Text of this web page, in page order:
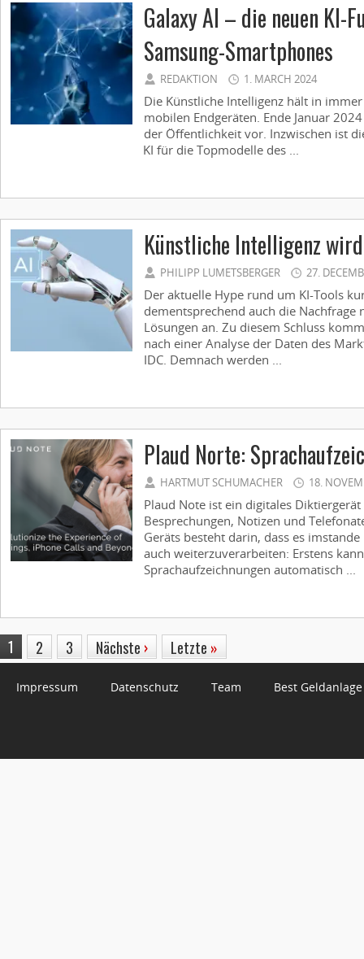
Galaxy AI – die neuen KI-
Samsung-Smartphones
REDAKTION 1. MARCH 2024
Die Künstliche Intelligenz hält in
mobilen Endgeräten. Ende Januar
der Öffentlichkeit vor. Inzwischen ist
KI für die Topmodelle des ...
Künstliche Intelligenz
PHILIPP LUMETSBERGER 27.
Der aktuelle Hype rund um KI-Tools
dementsprechend auch die Nachfrage
Lösungen an. Zu diesem Schluss
nach einer Analyse der Daten des
IDC. Demnach werden ...
Plaud Norte:
HARTMUT SCHUMACHER 18.
Plaud Note ist ein digitales
Besprechungen, Notizen und
Geräts besteht darin, dass es
auch weiterzuverarbeiten: Erstens
Sprachaufzeichnungen automatisch ...
1 2 3 Nächste › Letzte »
Impressum Datenschutz Team Best Geldanlage